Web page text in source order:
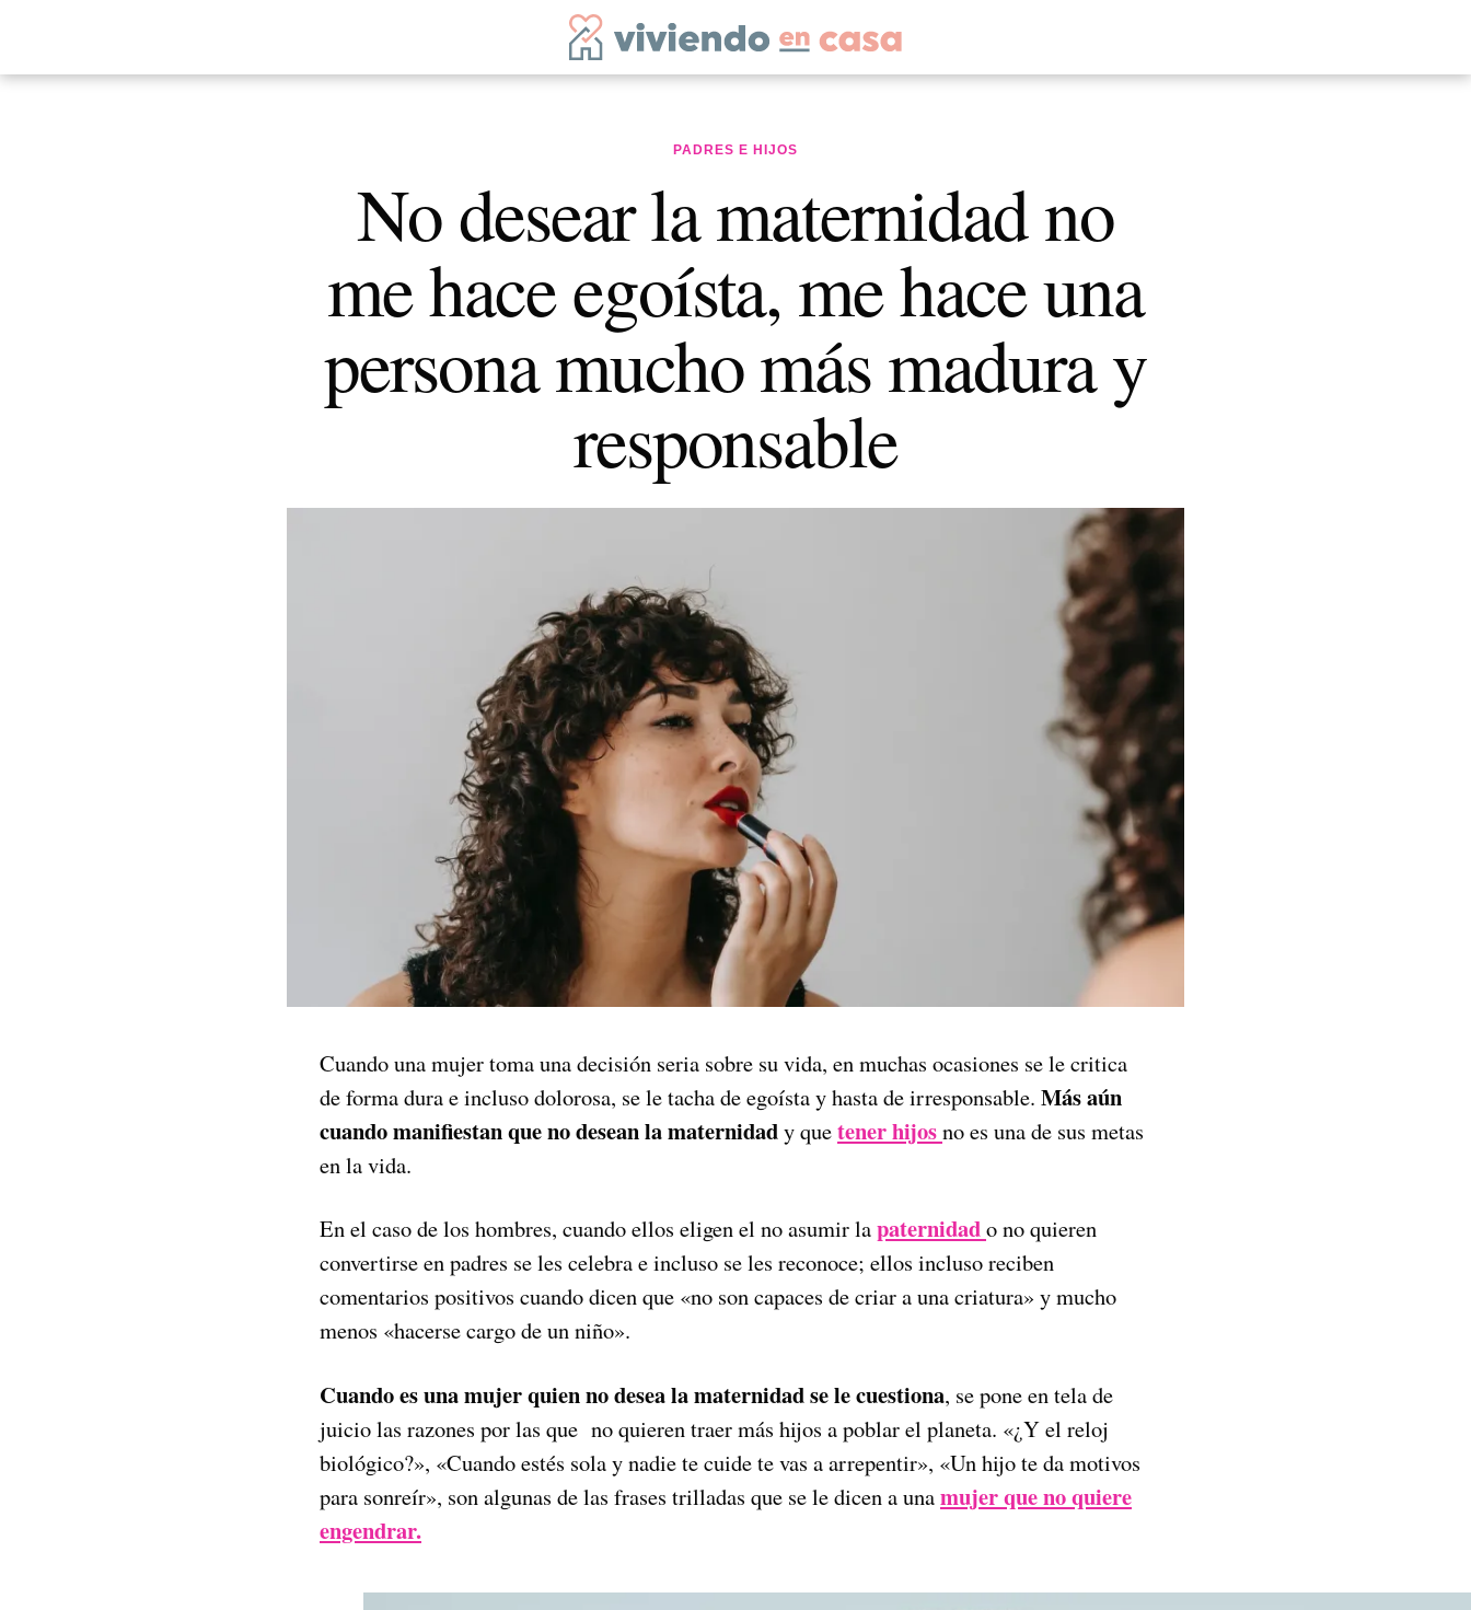
PADRES E HIJOS
No desear la maternidad no
me hace egoísta, me hace una
persona mucho más madura y
responsable
Cuando una mujer toma una decisión seria sobre su vida, en muchas ocasiones se le critica
de forma dura e incluso dolorosa, se le tacha de egoísta y hasta de irresponsable. Más aún
cuando manifiestan que no desean la maternidady quetener hijosno es una de sus metas
en la vida.
En el caso de los hombres, cuando ellos eligen el no asumir lapaternidado no quieren
convertirse en padres se les celebra e incluso se les reconoce; ellos incluso reciben
comentarios positivos cuando dicen que «no son capaces de criar a una criatura» y mucho
menos «hacerse cargo de un niño».
Cuando es una mujer quien no desea la maternidad se le cuestiona, se pone en tela de
juicio las razones por las que no quieren traer más hijos a poblar el planeta. «¿Y el reloj
biológico?», «Cuando estés sola y nadie te cuide te vas a arrepentir», «Un hijo te da motivos
para sonreír», son algunas de las frases trilladas que se le dicen a unamujer que no quiere
engendrar.